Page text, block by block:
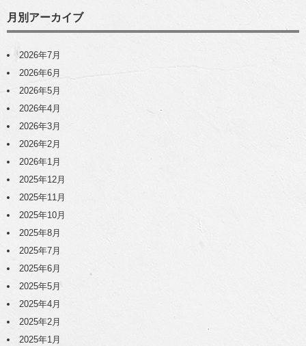
月別アーカイブ
2026年7月
2026年6月
2026年5月
2026年4月
2026年3月
2026年2月
2026年1月
2025年12月
2025年11月
2025年10月
2025年8月
2025年7月
2025年6月
2025年5月
2025年4月
2025年2月
2025年1月